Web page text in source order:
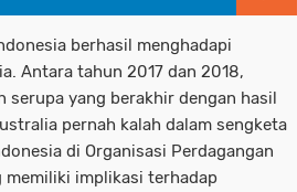
berhasil menghadapi
Antara tahun 2017 dan 2018,
serupa yang berakhir dengan hasil
pernah kalah dalam sengketa
di Organisasi Perdagangan
memiliki implikasi terhadap